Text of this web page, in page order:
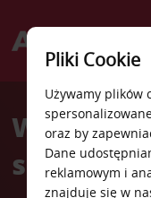
Welcome
Avis
Pliki Cookie
Używamy plików
oraz by
Dane
reklamowym i
znajduje się w